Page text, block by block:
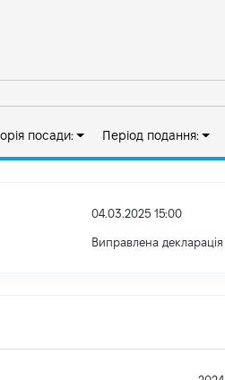
посади: Період подання:
04.03.2025 15:00
Виправлена декларація